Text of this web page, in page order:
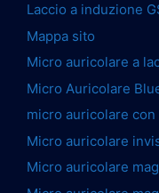
Laccio a induzione
Mappa sito
Micro auricolare a
Micro Auricolare
micro auricolare
Micro auricolare
Micro auricolare